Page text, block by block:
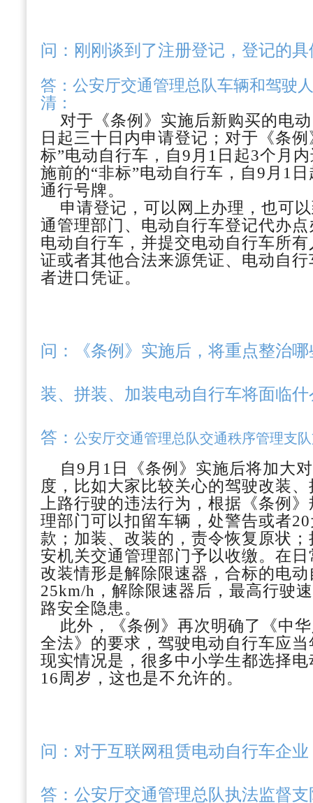
问： 刚刚谈到了注册登记，登记的
答： 公安厅交通管理总队车辆和驾驶
清：
对于《条例》实施后新购买的电
日起三十日内申请登记；对于《条
标”电动自行车，自9月1日起3个月
施前的“非标”电动自行车，自9月1
通行号牌。
申请登记，可以网上办理，也可
通管理部门、电动自行车登记代办
电动自行车，并提交电动自行车所
证或者其他合法来源凭证、电动自
者进口凭证。
问 ： 《条例》实施后，将重点整治
装、拼装、加装电动自行车将面临
答 ： 公安厅交通管理总队交通秩序管理支
自9月1日《条例》实施后将加大
度，比如大家比较关心的驾驶改装
上路行驶的违法行为，根据《条例
理部门可以扣留车辆，处警告或者
款；加装、改装的，责令恢复原状
安机关交通管理部门予以收缴。在
改装情形是解除限速器，合标的电
25km/h，解除限速器后，最高行驶
路安全隐患。
此外，《条例》再次明确了《中
全法》的要求，驾驶电动自行车应当
现实情况是，很多中小学生都选择
16周岁，这也是不允许的。
问： 对于互联网租赁电动自行车企
答： 公安厅交通管理总队执法监督